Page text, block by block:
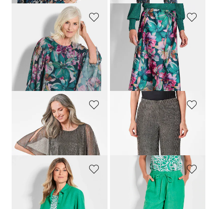
Blouse fluide avec drapé, en voile
69,95 € 109,95 €
Meilleur prix sur 30 jours** : 89,95 €
(-22%)
GOLDNER
Jupe en satin avec motif floral
119,95 €
Meilleur prix sur 30 jours** : 99,95 €
T-shirt avec drapé asymétrique
69,95 €99,95 €
GOLDNER
119,95 €
Blouse en lin
99,95 €
CARLAen pur lin
99,95 €